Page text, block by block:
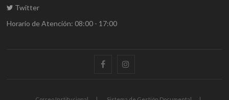
Twitter
Horario de Atención: 08:00 - 17:00